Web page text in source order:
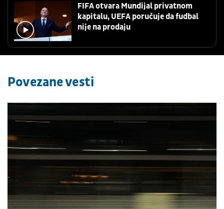
FIFA otvara Mundijal privatnom
kapitalu, UEFA poručuje da fudbal
nije na prodaju
Povezane vesti